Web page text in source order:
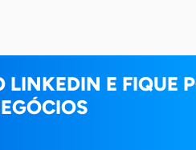
LINKEDIN E FIQUE